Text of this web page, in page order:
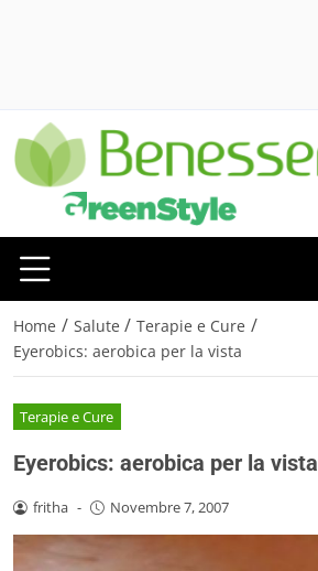
Home / Salute / Terapie e Cure /
Eyerobics: aerobica per la vista
Terapie e Cure
Eyerobics: aerobica per la vista
fritha - Novembre 7, 2007